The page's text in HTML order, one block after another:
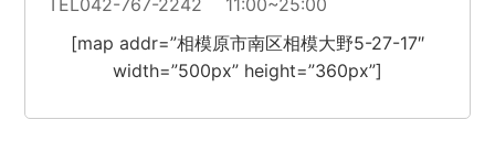
TEL042-767-2242 11:00~25:00
[map addr=”相模原市南区相模大野5-27-17″
width=”500px” height=”360px”]